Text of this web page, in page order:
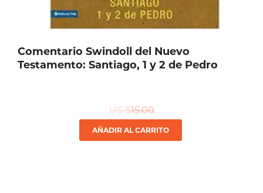
Comentario Swindoll del Nuevo
Testamento: Santiago, 1 y 2 de Pedro
US $15.00
AÑADIR AL CARRITO